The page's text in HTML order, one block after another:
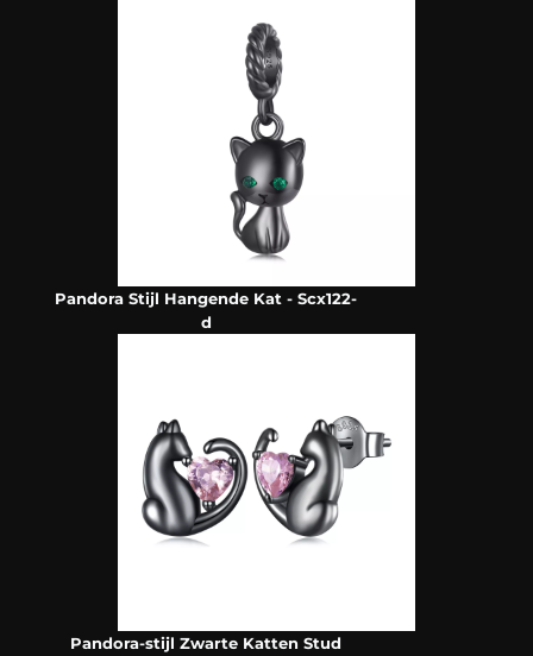
Pandora Stijl Hangende Kat - Scx122-
d
Pandora-stijl Zwarte Katten Stud